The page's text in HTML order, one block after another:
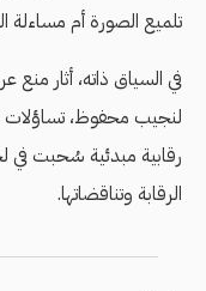
تلميع الصورة أم مساءلة
في السياق ذاته، أثار
لنجيب محفوظ،
رقابية مبدئية سُحبت
الرقابة وتناقضاتها.